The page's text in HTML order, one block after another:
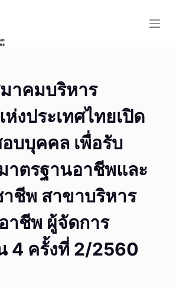
าคมบริหาร
งประเทศไทยเปิด
บบุคคล เพื่อรับ
าตรฐานอาชีพและ
ชีพ สาขาบริหาร
าชีพ ผู้จัดการ
4 ครั้งที่ 2/2560